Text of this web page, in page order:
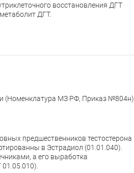
восстановления ДГТ
ДГТ.
(Номенклатура МЗ РФ, Приказ №804н)
предшественников тестостерона
в Эстрадиол (01.01.040).
а его выработка